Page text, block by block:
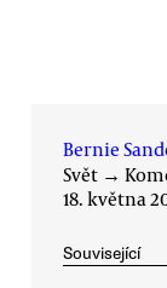
Bernie
Svět →
18. května
Související